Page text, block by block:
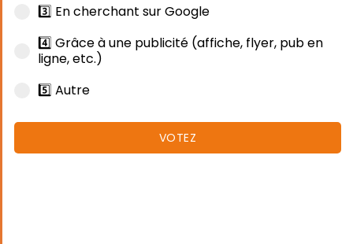
3️⃣ En cherchant sur Google
4️⃣ Grâce à une publicité (affiche, flyer, pub en
ligne, etc.)
5️⃣ Autre
VOTEZ